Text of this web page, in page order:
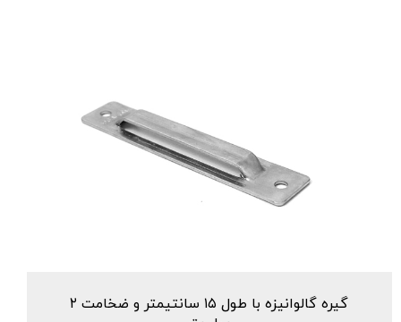
گیره گالوانیزه با طول ۱۵ سانتیمتر و ضخامت ۲